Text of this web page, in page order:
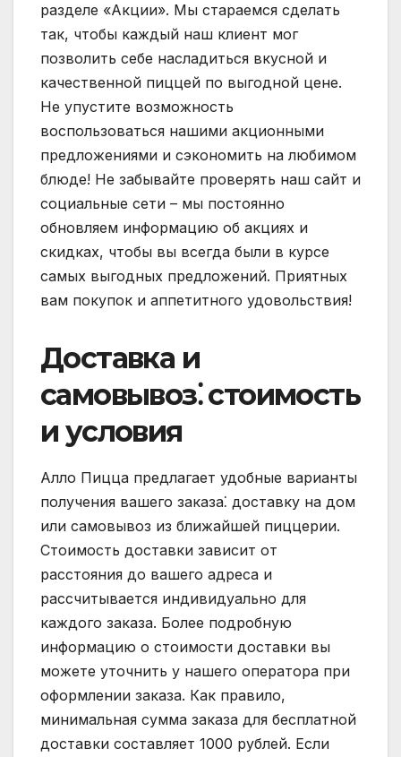
разделе «Акции». Мы стараемся сделать
так, чтобы каждый наш клиент мог
позволить себе насладиться вкусной и
качественной пиццей по выгодной цене.
Не упустите возможность
воспользоваться нашими акционными
предложениями и сэкономить на любимом
блюде! Не забывайте проверять наш сайт и
социальные сети – мы постоянно
обновляем информацию об акциях и
скидках, чтобы вы всегда были в курсе
самых выгодных предложений. Приятных
вам покупок и аппетитного удовольствия!
Доставка и
самовывоз⁚ стоимость
и условия
Алло Пицца предлагает удобные варианты
получения вашего заказа⁚ доставку на дом
или самовывоз из ближайшей пиццерии.
Стоимость доставки зависит от
расстояния до вашего адреса и
рассчитывается индивидуально для
каждого заказа. Более подробную
информацию о стоимости доставки вы
можете уточнить у нашего оператора при
оформлении заказа. Как правило,
минимальная сумма заказа для бесплатной
доставки составляет 1000 рублей. Если